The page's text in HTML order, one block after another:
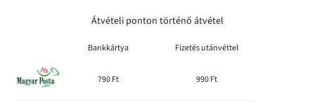
Átvételi ponton történő átvétel
Bankkártya Fizetés utánvéttel
790 Ft 990 Ft